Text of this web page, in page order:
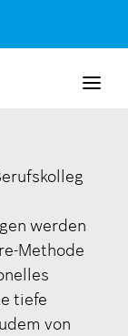
werden
Methode
tiefe
von